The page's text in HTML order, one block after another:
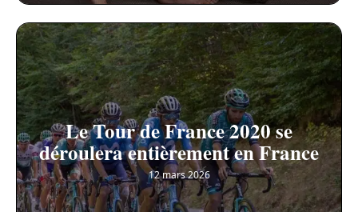
Le Tour de France 2020 se
déroulera entièrement en France
12 mars 2026